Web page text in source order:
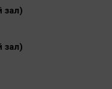
зал)
зал)